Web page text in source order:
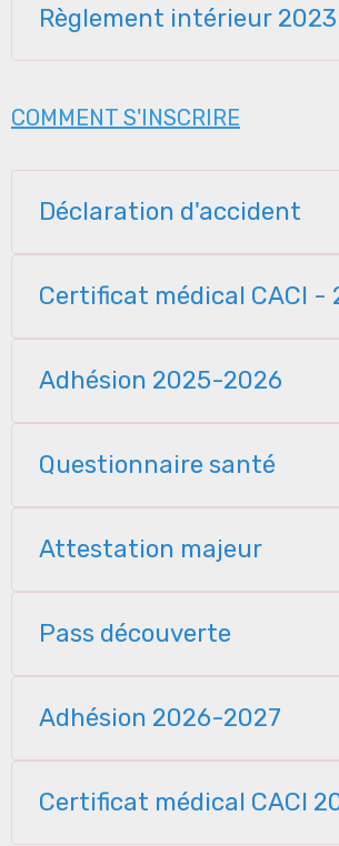
Règlement intérieur 2023
COMMENT S'INSCRIRE
Déclaration d'accident
Certificat médical CACI -
Adhésion 2025-2026
Questionnaire santé
Attestation majeur
Pass découverte
Adhésion 2026-2027
Certificat médical CACI